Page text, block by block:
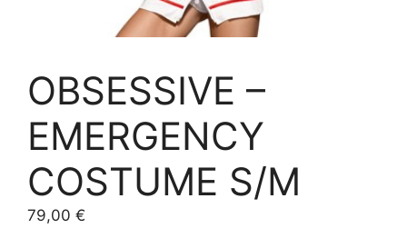
OBSESSIVE –
EMERGENCY
COSTUME S/M
79,00 €